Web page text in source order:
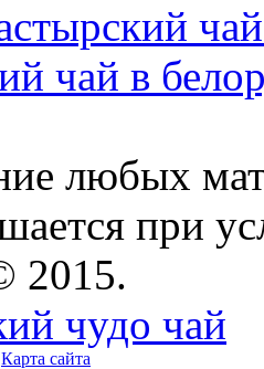
чай в
любых
при
2015.
чудо чай
Карта сайта